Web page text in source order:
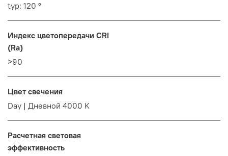
typ: 120 °
Индекс цветопередачи CRI
(Ra)
>90
Цвет свечения
Day | Дневной 4000 K
Расчетная световая
эффективность